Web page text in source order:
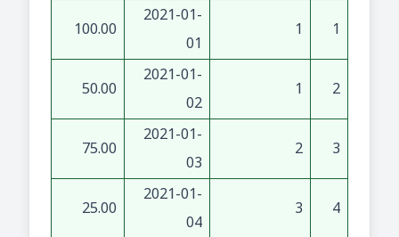
1
1
2021-01-
01
100.00
2
1
2021-01-
02
50.00
3
2
2021-01-
03
75.00
4
3
2021-01-
04
25.00